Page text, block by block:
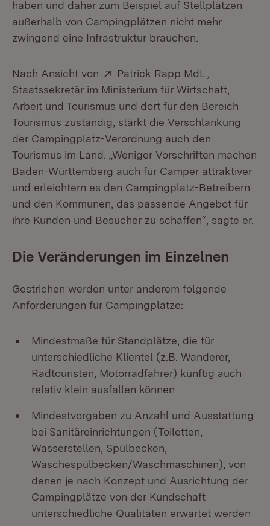
haben und daher zum Beispiel auf Stellplätzen
außerhalb von Campingplätzen nicht mehr
zwingend eine Infrastruktur brauchen.
Nach Ansicht von Extern:
Patrick Rapp MdL
Staatssekretär im Ministerium für Wirtschaft,
Arbeit und Tourismus und dort für den Bereich
Tourismus zuständig, stärkt die Verschlankung
der Campingplatz-Verordnung auch den
Tourismus im Land. „Weniger Vorschriften machen
Baden-Württemberg auch für Camper attraktiver
und erleichtern es den Campingplatz-Betreibern
und den Kommunen, das passende Angebot für
ihre Kunden und Besucher zu schaffen“, sagte er.
Die Veränderungen im Einzelnen
Gestrichen werden unter anderem folgende
Anforderungen für Campingplätze:
Mindestmaße für Standplätze, die für
unterschiedliche Klientel (z.B. Wanderer,
Radtouristen, Motorradfahrer) künftig auch
relativ klein ausfallen können
Mindestvorgaben zu Anzahl und Ausstattung
bei Sanitäreinrichtungen (Toiletten,
Wasserstellen, Spülbecken,
Wäschespülbecken/Waschmaschinen), von
denen je nach Konzept und Ausrichtung der
Campingplätze von der Kundschaft
unterschiedliche Qualitäten erwartet werden